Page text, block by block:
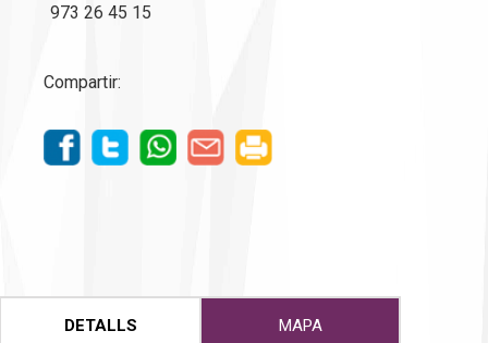
973 26 45 15
Compartir:
DETALLS MAPA